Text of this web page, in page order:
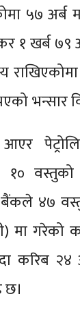
५७
१ खर्ब ७९
भन्सार
१०
बैंकले ४७
मा
करिब २४